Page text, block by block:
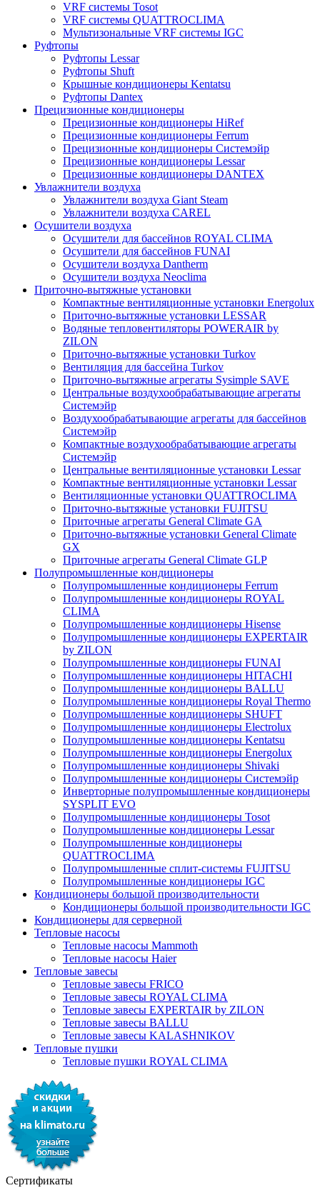
VRF системы Tosot
VRF системы QUATTROCLIMA
Мультизональные VRF системы IGC
Руфтопы
Руфтопы Lessar
Руфтопы Shuft
Крышные кондиционеры Kentatsu
Руфтопы Dantex
Прецизионные кондиционеры
Прецизионные кондиционеры HiRef
Прецизионные кондиционеры Ferrum
Прецизионные кондиционеры Системэйр
Прецизионные кондиционеры Lessar
Прецизионные кондиционеры DANTEX
Увлажнители воздуха
Увлажнители воздуха Giant Steam
Увлажнители воздуха CAREL
Осушители воздуха
Осушители для бассейнов ROYAL CLIMA
Осушители для бассейнов FUNAI
Осушители воздуха Dantherm
Осушители воздуха Neoclima
Приточно-вытяжные установки
Компактные вентиляционные установки Energolux
Приточно-вытяжные установки LESSAR
Водяные тепловентиляторы POWERAIR by
ZILON
Приточно-вытяжные установки Turkov
Вентиляция для бассейна Turkov
Приточно-вытяжные агрегаты Sysimple SAVE
Центральные воздухообрабатывающие агрегаты
Системэйр
Воздухообрабатывающие агрегаты для бассейнов
Системэйр
Компактные воздухообрабатывающие агрегаты
Системэйр
Центральные вентиляционные установки Lessar
Компактные вентиляционные установки Lessar
Вентиляционные установки QUATTROCLIMA
Приточно-вытяжные установки FUJITSU
Приточные агрегаты General Climate GA
Приточно-вытяжные установки General Climate
GX
Приточные агрегаты General Climate GLP
Полупромышленные кондиционеры
Полупромышленные кондиционеры Ferrum
Полупромышленные кондиционеры ROYAL
CLIMA
Полупромышленные кондиционеры Hisense
Полупромышленные кондиционеры EXPERTAIR
by ZILON
Полупромышленные кондиционеры FUNAI
Полупромышленные кондиционеры HITACHI
Полупромышленные кондиционеры BALLU
Полупромышленные кондиционеры Royal Thermo
Полупромышленные кондиционеры SHUFT
Полупромышленные кондиционеры Electrolux
Полупромышленные кондиционеры Kentatsu
Полупромышленные кондиционеры Energolux
Полупромышленные кондиционеры Shivaki
Полупромышленные кондиционеры Системэйр
Инверторные полупромышленные кондиционеры
SYSPLIT EVO
Полупромышленные кондиционеры Tosot
Полупромышленные кондиционеры Lessar
Полупромышленные кондиционеры
QUATTROCLIMA
Полупромышленные сплит-системы FUJITSU
Полупромышленные кондиционеры IGC
Кондиционеры большой производительности
Кондиционеры большой производительности IGC
Кондиционеры для серверной
Тепловые насосы
Тепловые насосы Mammoth
Тепловые насосы Haier
Тепловые завесы
Тепловые завесы FRICO
Тепловые завесы ROYAL CLIMA
Тепловые завесы EXPERTAIR by ZILON
Тепловые завесы BALLU
Тепловые завесы KALASHNIKOV
Тепловые пушки
Тепловые пушки ROYAL CLIMA
Сертификаты